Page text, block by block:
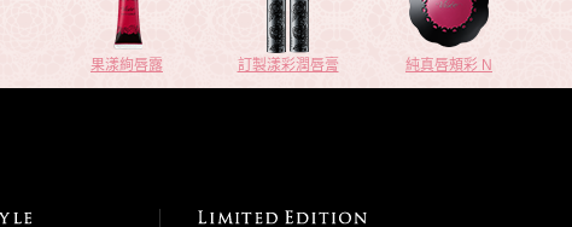
果漾絢唇露 訂製漾彩潤唇膏 純真唇頰彩 N